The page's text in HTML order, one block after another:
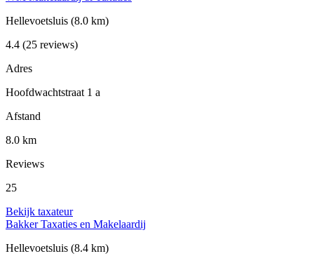
Hellevoetsluis (8.0 km)
4.4 (25 reviews)
Adres
Hoofdwachtstraat 1 a
Afstand
8.0 km
Reviews
25
Bekijk taxateur
Bakker Taxaties en Makelaardij
Hellevoetsluis (8.4 km)